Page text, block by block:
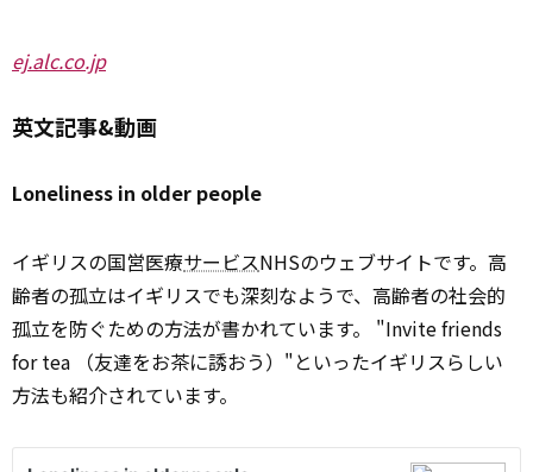
ej.alc.co.jp
英文記事&動画
Loneliness in older people
イギリスの国営医療サービスNHSのウェブサイトです。高
齢者の孤立はイギリスでも深刻なようで、高齢者の社会的
孤立を防ぐための方法が書かれています。 "Invite friends
for tea （友達をお茶に誘おう）"といったイギリスらしい
方法も紹介されています。